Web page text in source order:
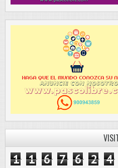
1 1 6 7 6 2 4